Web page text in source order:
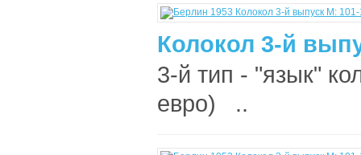
Колокол 3-й
3-й тип - "язык"
евро) ..